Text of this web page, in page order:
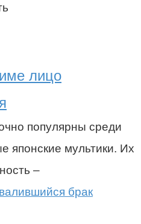
лицо
популярны среди
японские мультики. Их
–